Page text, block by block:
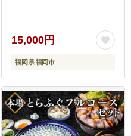
15,000円
福岡県 福岡市